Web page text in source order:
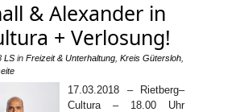
& Alexander in
+ Verlosung!
LS in Freizeit & Unterhaltung Kreis Gütersloh
17.03.2018 – Rietberg–
Cultura – 18.00 Uhr